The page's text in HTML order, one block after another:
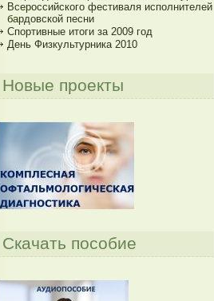
Всероссийского фестиваля исполнителей
бардовской песни
Спортивные итоги за 2009 год
День Физкультурника 2010
Новые проекты
Скачать пособие